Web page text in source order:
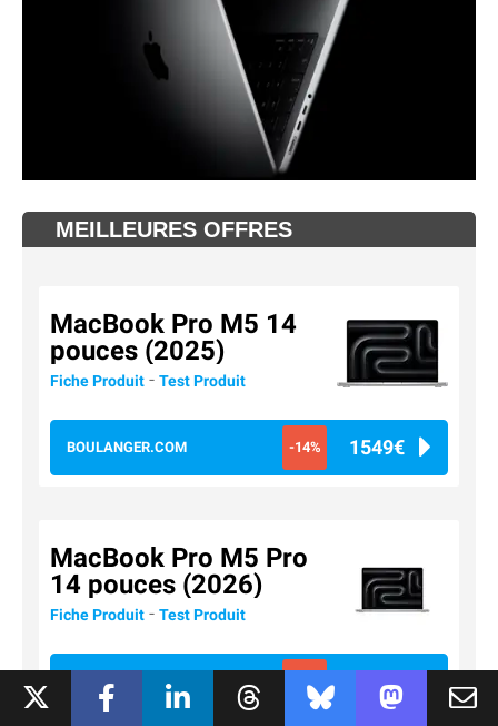
MEILLEURES OFFRES
MacBook Pro M5 14
pouces (2025)
Fiche Produit - Test Produit
BOULANGER.COM -14% 1549€
MacBook Pro M5 Pro
14 pouces (2026)
Fiche Produit - Test Produit
AMAZON -5% 2763€